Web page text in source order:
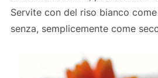
Servite con del riso bianco
senza, semplicemente come